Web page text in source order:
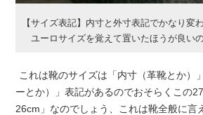
【サイズ表記】内寸と外寸表記でかなり変
ユーロサイズを覚えて置いたほうが良いの
これは靴のサイズは「内寸（革靴とか）
ーとか）」表記があるのでおそらくこの
26cm」なのでしょう、これは靴全般に言